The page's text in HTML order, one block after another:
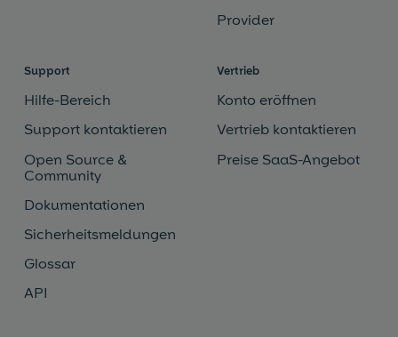
Provider
Support
Hilfe-Bereich
Support kontaktieren
Open Source &
Community
Dokumentationen
Sicherheitsmeldungen
Glossar
API
Vertrieb
Konto eröffnen
Vertrieb kontaktieren
Preise SaaS-Angebot